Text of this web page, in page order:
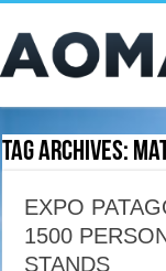
Tag Archives:
EXPO
1500
STANDS